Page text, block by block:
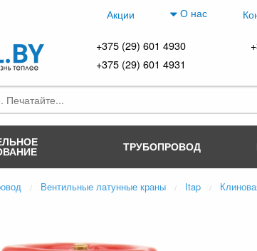
Акции О нас
+375 (29) 601 4930
+375 (29) 601 4931
ТРУБОПРОВОД
Вентильные латунные краны Itap